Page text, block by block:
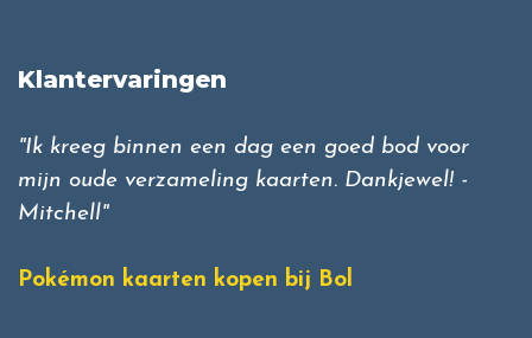
Klantervaringen
"Ik kreeg binnen een dag een goed bod voor
mijn oude verzameling kaarten. Dankjewel! -
Mitchell"
Pokémon kaarten kopen bij Bol